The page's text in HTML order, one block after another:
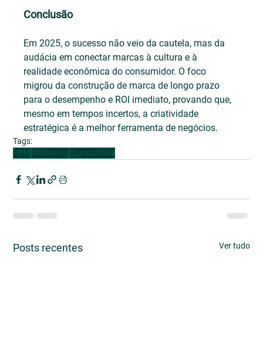
Conclusão
Em 2025, o sucesso não veio da cautela, mas da
audácia em conectar marcas à cultura e à
realidade econômica do consumidor. O foco
migrou da construção de marca de longo prazo
para o desempenho e ROI imediato, provando que,
mesmo em tempos incertos, a criatividade
estratégica é a melhor ferramenta de negócios.
Tags:
FBM Marketing Campanhas
Posts recentes Ver tudo